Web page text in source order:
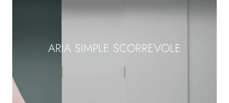
ARIA SIMPLE SCORREVOLE